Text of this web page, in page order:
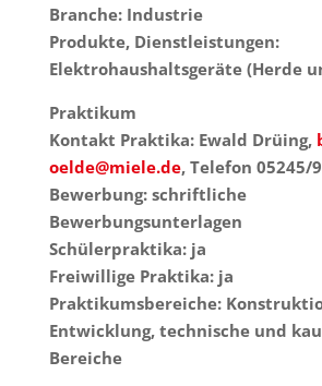
Branche: Industrie
Produkte, Dienstleistungen:
Elektrohaushaltsgeräte (Herde
Praktikum
Kontakt Praktika: Ewald Drüing,
oelde@miele.de, Telefon 05245/
Bewerbung: schriftliche
Bewerbungsunterlagen
Schülerpraktika: ja
Freiwillige Praktika: ja
Praktikumsbereiche:
Entwicklung, technische und
Bereiche